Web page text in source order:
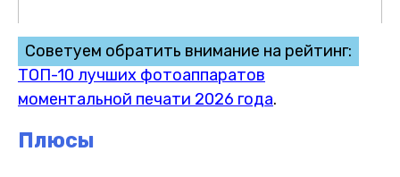
Советуем обратить внимание на рейтинг:
ТОП-10 лучших фотоаппаратов
моментальной печати 2026 года.
Плюсы